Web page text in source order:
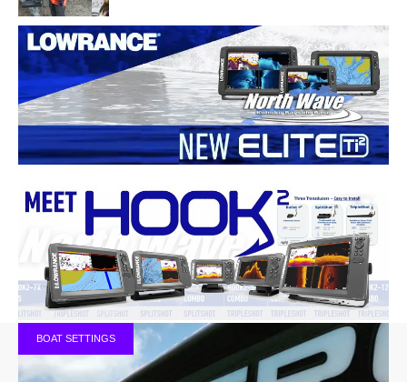
BOAT SETTINGS